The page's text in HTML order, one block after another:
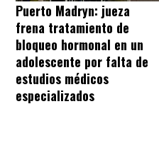
Puerto Madryn: jueza
frena tratamiento de
bloqueo hormonal en un
adolescente por falta de
estudios médicos
especializados